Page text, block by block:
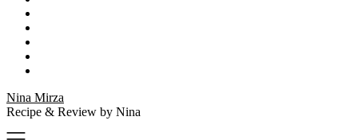
Nina Mirza
Recipe & Review by Nina